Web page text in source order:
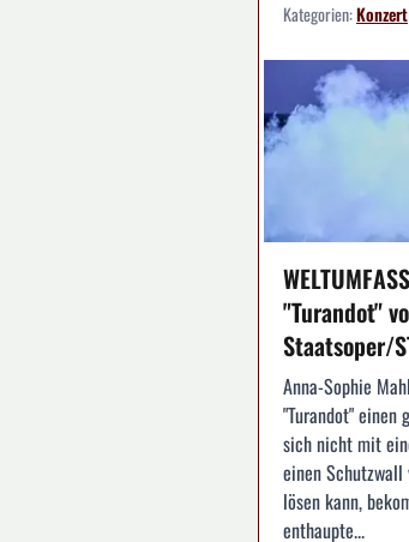
Kategorien:Konzert
"Turandot"
Staatsoper/
Anna-Sophie
"Turandot" einen
sich nicht mit
einen
lösen kann,
enthaupte...